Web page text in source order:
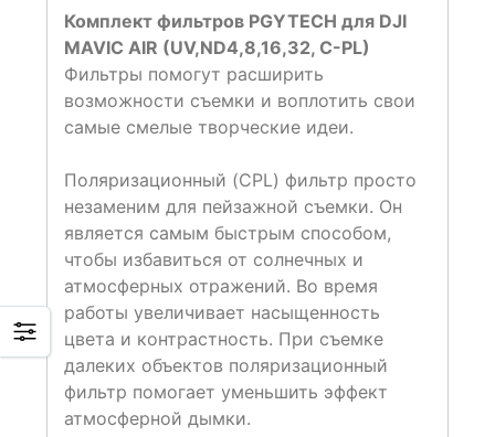
Комплект фильтров PGYTECH для DJI
MAVIC AIR (UV,ND4,8,16,32, C-PL)
Фильтры помогут расширить
возможности съемки и воплотить свои
самые смелые творческие идеи.
Поляризационный (CPL) фильтр просто
незаменим для пейзажной съемки. Он
является самым быстрым способом,
чтобы избавиться от солнечных и
атмосферных отражений. Во время
работы увеличивает насыщенность
цвета и контрастность. При съемке
далеких объектов поляризационный
фильтр помогает уменьшить эффект
атмосферной дымки.